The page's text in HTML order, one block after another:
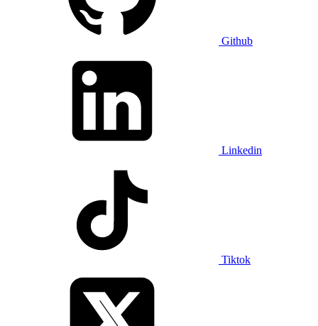
Github
Linkedin
Tiktok